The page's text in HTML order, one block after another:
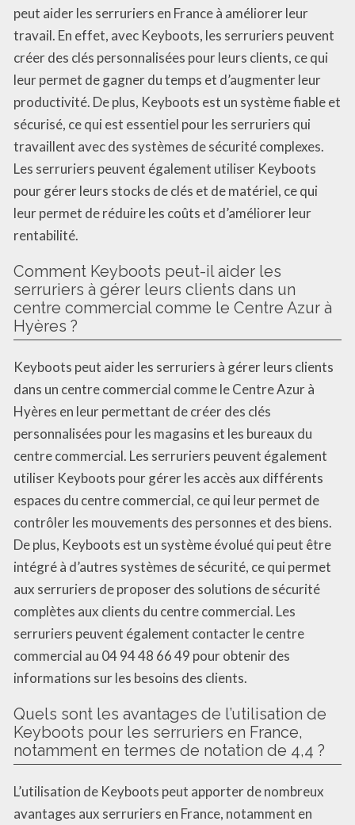
peut aider les serruriers en France à améliorer leur
travail. En effet, avec Keyboots, les serruriers peuvent
créer des clés personnalisées pour leurs clients, ce qui
leur permet de gagner du temps et d’augmenter leur
productivité. De plus, Keyboots est un système fiable et
sécurisé, ce qui est essentiel pour les serruriers qui
travaillent avec des systèmes de sécurité complexes.
Les serruriers peuvent également utiliser Keyboots
pour gérer leurs stocks de clés et de matériel, ce qui
leur permet de réduire les coûts et d’améliorer leur
rentabilité.
Comment Keyboots peut-il aider les
serruriers à gérer leurs clients dans un
centre commercial comme le Centre Azur à
Hyères ?
Keyboots peut aider les serruriers à gérer leurs clients
dans un centre commercial comme le Centre Azur à
Hyères en leur permettant de créer des clés
personnalisées pour les magasins et les bureaux du
centre commercial. Les serruriers peuvent également
utiliser Keyboots pour gérer les accès aux différents
espaces du centre commercial, ce qui leur permet de
contrôler les mouvements des personnes et des biens.
De plus, Keyboots est un système évolué qui peut être
intégré à d’autres systèmes de sécurité, ce qui permet
aux serruriers de proposer des solutions de sécurité
complètes aux clients du centre commercial. Les
serruriers peuvent également contacter le centre
commercial au 04 94 48 66 49 pour obtenir des
informations sur les besoins des clients.
Quels sont les avantages de l’utilisation de
Keyboots pour les serruriers en France,
notamment en termes de notation de 4,4 ?
L’utilisation de Keyboots peut apporter de nombreux
avantages aux serruriers en France, notamment en